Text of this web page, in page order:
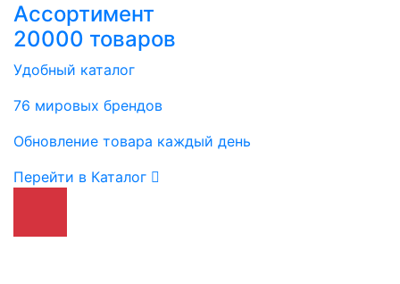
Ассортимент
20000 товаров
Удобный каталог
76 мировых брендов
Обновление товара каждый день
Перейти в Каталог